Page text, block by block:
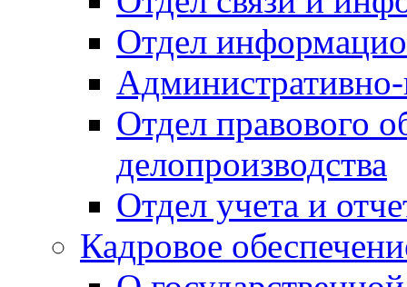
Отдел
Отдел правового
делопроизводства
Отдел учета и
Кадровое